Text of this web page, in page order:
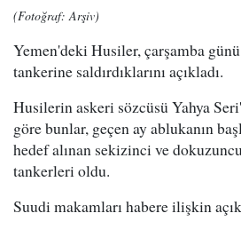
(Fotoğraf: Arşiv)
Yemen'deki Husiler, çarşamba
tankerine saldırdıklarını açıkladı.
Husilerin askeri sözcüsü Yahya
göre bunlar, geçen ay ablukanın
hedef alınan sekizinci ve
tankerleri oldu.
Suudi makamları habere ilişkin